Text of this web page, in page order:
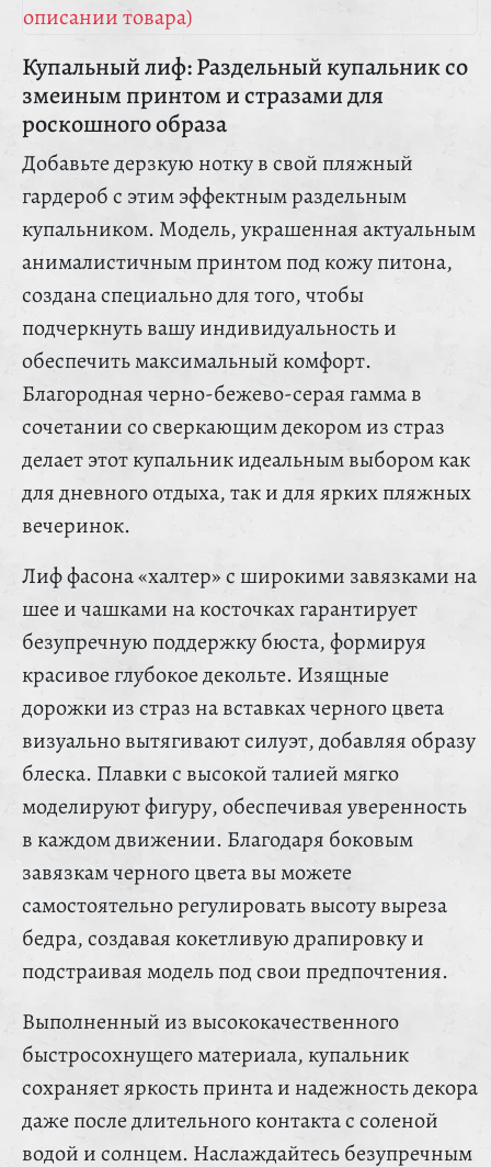
описании товара)
Купальный лиф: Раздельный купальник со
змеиным принтом и стразами для
роскошного образа
Добавьте дерзкую нотку в свой пляжный
гардероб с этим эффектным раздельным
купальником. Модель, украшенная актуальным
анималистичным принтом под кожу питона,
создана специально для того, чтобы
подчеркнуть вашу индивидуальность и
обеспечить максимальный комфорт.
Благородная черно-бежево-серая гамма в
сочетании со сверкающим декором из страз
делает этот купальник идеальным выбором как
для дневного отдыха, так и для ярких пляжных
вечеринок.
Лиф фасона «халтер» с широкими завязками на
шее и чашками на косточках гарантирует
безупречную поддержку бюста, формируя
красивое глубокое декольте. Изящные
дорожки из страз на вставках черного цвета
визуально вытягивают силуэт, добавляя образу
блеска. Плавки с высокой талией мягко
моделируют фигуру, обеспечивая уверенность
в каждом движении. Благодаря боковым
завязкам черного цвета вы можете
самостоятельно регулировать высоту выреза
бедра, создавая кокетливую драпировку и
подстраивая модель под свои предпочтения.
Выполненный из высококачественного
быстросохнущего материала, купальник
сохраняет яркость принта и надежность декора
даже после длительного контакта с соленой
водой и солнцем. Наслаждайтесь безупречным